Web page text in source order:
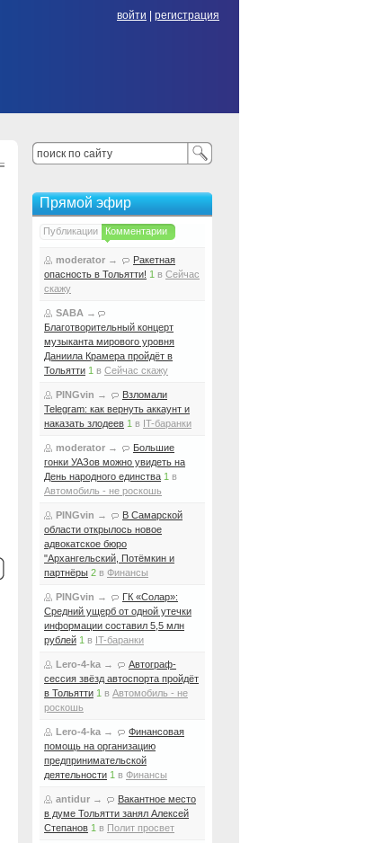
войти регистрация
Прямой эфир
Публикации Комментарии
moderator →
Ракетная
опасность в Тольятти! 1 в Сейчас
скажу
SABA →
Благотворительный концерт
музыканта мирового уровня
Даниила Крамера пройдёт в
Тольятти 1 в Сейчас скажу
PINGvin →
Взломали
Telegram: как вернуть аккаунт и
наказать злодеев 1 в IT-баранки
moderator →
Большие
гонки УАЗов можно увидеть на
День народного единства 1 в
Автомобиль - не роскошь
PINGvin →
В Самарской
области открылось новое
адвокатское бюро
"Архангельский, Потёмкин и
партнёры 2 в Финансы
PINGvin →
ГК «Солар»:
Средний ущерб от одной утечки
информации составил 5,5 млн
рублей 1 в IT-баранки
Lero-4-ka →
Автограф-
сессия звёзд автоспорта пройдёт
в Тольятти 1 в Автомобиль - не
роскошь
Lero-4-ka →
Финансовая
помощь на организацию
предпринимательской
деятельности 1 в Финансы
antidur →
Вакантное место
в думе Тольятти занял Алексей
Степанов 1 в Полит просвет